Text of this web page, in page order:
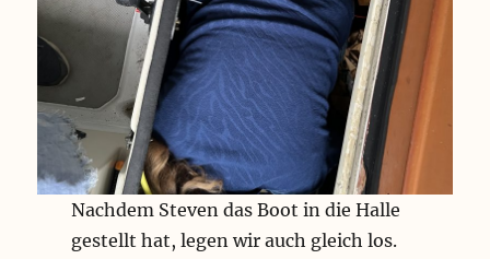
Nachdem Steven das Boot in die Halle
gestellt hat, legen wir auch gleich los.